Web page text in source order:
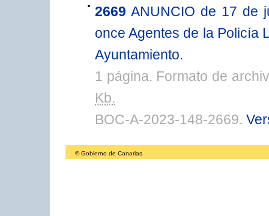
2669 ANUNCIO de 17 de
once Agentes de la Policía
Ayuntamiento.
1 página. Formato de
Kb.
BOC-A-2023-148-2669.
© Gobierno de Canarias